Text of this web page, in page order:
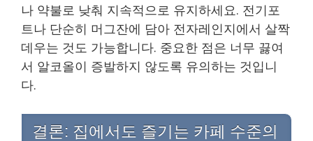
나 약불로 낮춰 지속적으로 유지하세요. 전기포
트나 단순히 머그잔에 담아 전자레인지에서 살짝
데우는 것도 가능합니다. 중요한 점은 너무 끓여
서 알코올이 증발하지 않도록 유의하는 것입니
다.
결론: 집에서도 즐기는 카페 수준의